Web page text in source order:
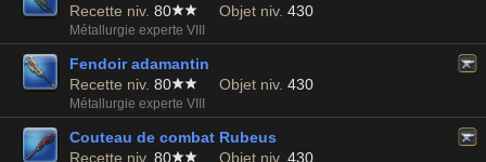
Recette niv. 80 Objet niv. 430
Métallurgie experte VIII
Fendoir adamantin
Recette niv. 80 Objet niv. 430
Métallurgie experte VIII
Couteau de combat Rubeus
Recette niv. 80 Objet niv. 430